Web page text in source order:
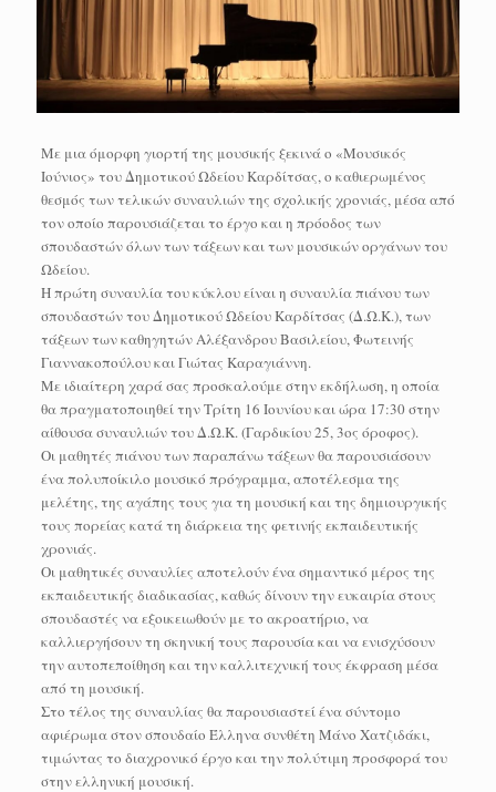
Με μια όμορφη γιορτή της μουσικής ξεκινά ο «Μουσικός
Ιούνιος» του Δημοτικού Ωδείου Καρδίτσας, ο καθιερωμένος
θεσμός των τελικών συναυλιών της σχολικής χρονιάς, μέσα από
τον οποίο παρουσιάζεται το έργο και η πρόοδος των
σπουδαστών όλων των τάξεων και των μουσικών οργάνων του
Ωδείου.
Η πρώτη συναυλία του κύκλου είναι η συναυλία πιάνου των
σπουδαστών του Δημοτικού Ωδείου Καρδίτσας (Δ.Ω.Κ.), των
τάξεων των καθηγητών Αλέξανδρου Βασιλείου, Φωτεινής
Γιαννακοπούλου και Γιώτας Καραγιάννη.
Με ιδιαίτερη χαρά σας προσκαλούμε στην εκδήλωση, η οποία
θα πραγματοποιηθεί την Τρίτη 16 Ιουνίου και ώρα 17:30 στην
αίθουσα συναυλιών του Δ.Ω.Κ. (Γαρδικίου 25, 3ος όροφος).
Οι μαθητές πιάνου των παραπάνω τάξεων θα παρουσιάσουν
ένα πολυποίκιλο μουσικό πρόγραμμα, αποτέλεσμα της
μελέτης, της αγάπης τους για τη μουσική και της δημιουργικής
τους πορείας κατά τη διάρκεια της φετινής εκπαιδευτικής
χρονιάς.
Οι μαθητικές συναυλίες αποτελούν ένα σημαντικό μέρος της
εκπαιδευτικής διαδικασίας, καθώς δίνουν την ευκαιρία στους
σπουδαστές να εξοικειωθούν με το ακροατήριο, να
καλλιεργήσουν τη σκηνική τους παρουσία και να ενισχύσουν
την αυτοπεποίθηση και την καλλιτεχνική τους έκφραση μέσα
από τη μουσική.
Στο τέλος της συναυλίας θα παρουσιαστεί ένα σύντομο
αφιέρωμα στον σπουδαίο Έλληνα συνθέτη Μάνο Χατζιδάκι,
τιμώντας το διαχρονικό έργο και την πολύτιμη προσφορά του
στην ελληνική μουσική.